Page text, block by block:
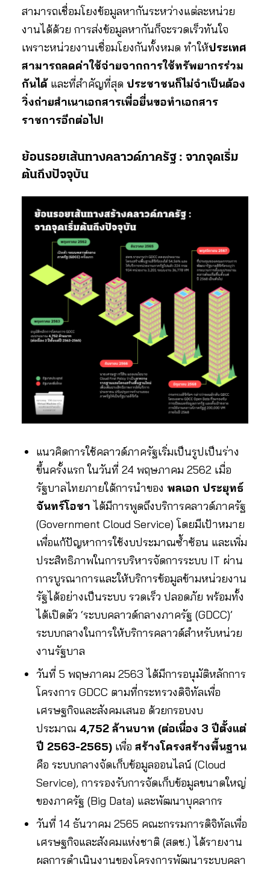
สามารถเชื่อมโยงข้อมูลหากันระหว่างแต่ละหน่วย
งานได้ด้วย การส่งข้อมูลหากันก็จะรวดเร็วทันใจ
เพราะหน่วยงานเชื่อมโยงกันทั้งหมด ทำให้ประเทศ
สามารถลดค่าใช้จ่ายจากการใช้ทรัพยากรร่วม
กันได้และที่สำคัญที่สุด ประชาชนก็ไม่จำเป็นต้อง
วิ่งถ่ายสำเนาเอกสารเพื่อยื่นขอทำเอกสาร
ราชการอีกต่อไป!
ย้อนรอยเส้นทางคลาวด์ภาครัฐ : จากจุดเริ่ม
ต้นถึงปัจจุบัน
แนวคิดการใช้คลาวด์ภาครัฐเริ่มเป็นรูปเป็นร่าง
ขึ้นครั้งแรก ในวันที่ 24 พฤษภาคม 2562 เมื่อ
รัฐบาลไทยภายใต้การนำของ พลเอก ประยุทธ์
จันทร์โอชา ได้มีการพูดถึงบริการคลาวด์ภาครัฐ
(Government Cloud Service) โดยมีเป้าหมาย
เพื่อแก้ปัญหาการใช้งบประมาณซ้ำซ้อน และเพิ่ม
ประสิทธิภาพในการบริหารจัดการระบบ IT ผ่าน
การบูรณาการและให้บริการข้อมูลข้ามหน่วยงาน
รัฐได้อย่างเป็นระบบ รวดเร็ว ปลอดภัย พร้อมทั้ง
ได้เปิดตัว ‘ระบบคลาวด์กลางภาครัฐ (GDCC)’
ระบบกลางในการให้บริการคลาวด์สำหรับหน่วย
งานรัฐบาล
วันที่ 5 พฤษภาคม 2563 ได้มีการอนุมัติหลักการ
โครงการ GDCC ตามที่กระทรวงดิจิทัลเพื่อ
เศรษฐกิจและสังคมเสนอ ด้วยกรอบงบ
ประมาณ 4,752 ล้านบาท (ต่อเนื่อง 3 ปีตั้งแต่
ปี 2563-2565)เพื่อ สร้างโครงสร้างพื้นฐาน
คือ ระบบกลางจัดเก็บข้อมูลออนไลน์ (Cloud
Service), การรองรับการจัดเก็บข้อมูลขนาดใหญ่
ของภาครัฐ (Big Data) และพัฒนาบุคลากร
วันที่ 14 ธันวาคม 2565 คณะกรรมการดิจิทัลเพื่อ
เศรษฐกิจและสังคมแห่งชาติ (สดช.) ได้รายงาน
ผลการดำเนินงานของโครงการพัฒนาระบบคลา